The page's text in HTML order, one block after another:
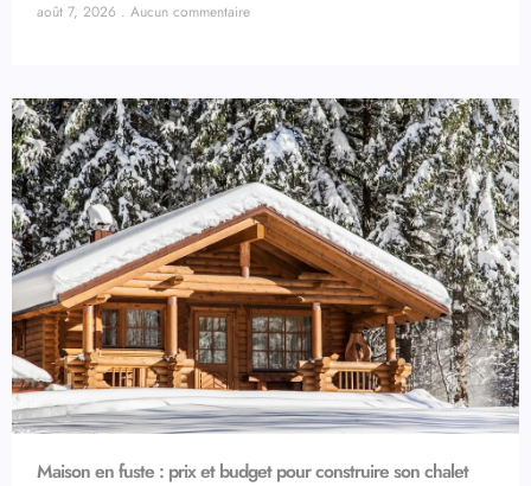
août 7, 2026 Aucun commentaire
Maison en fuste : prix et budget pour construire son chalet